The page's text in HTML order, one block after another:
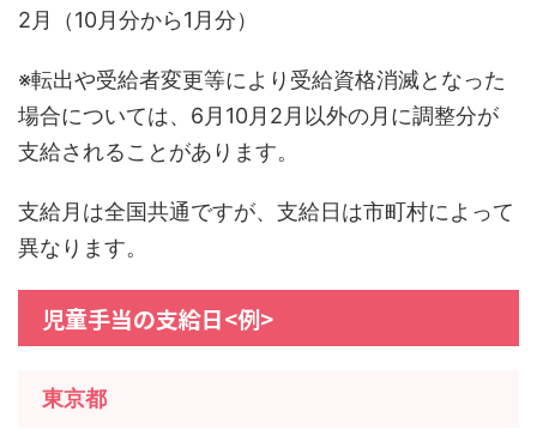
2月（10月分から1月分）
※転出や受給者変更等により受給資格消滅となった
場合については、6月10月2月以外の月に調整分が
支給されることがあります。
支給月は全国共通ですが、支給日は市町村によって
異なります。
児童手当の支給日<例>
東京都